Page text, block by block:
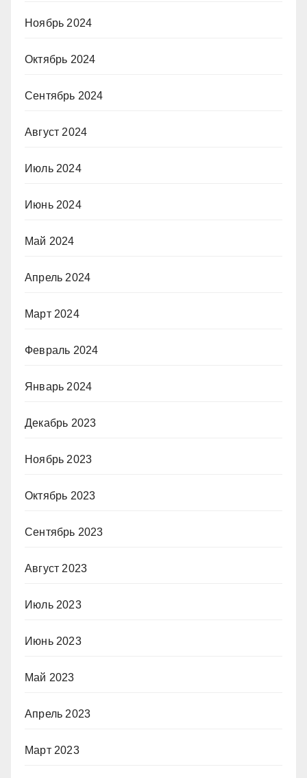
Ноябрь 2024
Октябрь 2024
Сентябрь 2024
Август 2024
Июль 2024
Июнь 2024
Май 2024
Апрель 2024
Март 2024
Февраль 2024
Январь 2024
Декабрь 2023
Ноябрь 2023
Октябрь 2023
Сентябрь 2023
Август 2023
Июль 2023
Июнь 2023
Май 2023
Апрель 2023
Март 2023